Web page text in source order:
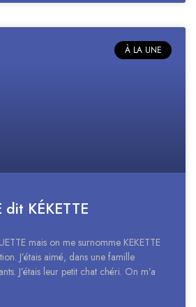
À LA UNE
dit KÉKETTE
mais on me surnomme KEKETTE
J’étais aimé, dans une famille
J’étais leur petit chat chéri. On m’a